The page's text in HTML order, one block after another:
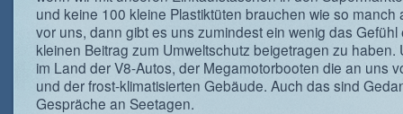
und keine 100 kleine Plastiktüten brauchen wie so manch
vor uns, dann gibt es uns zumindest ein wenig das Gefühl
kleinen Beitrag zum Umweltschutz beigetragen zu haben.
im Land der V8-Autos, der Megamotorbooten die an uns
und der frost-klimatisierten Gebäude. Auch das sind
Gespräche an Seetagen.